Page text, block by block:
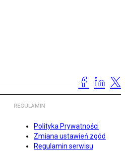
REGULAMIN
Polityka Prywatności
Zmiana ustawień zgód
Regulamin serwisu